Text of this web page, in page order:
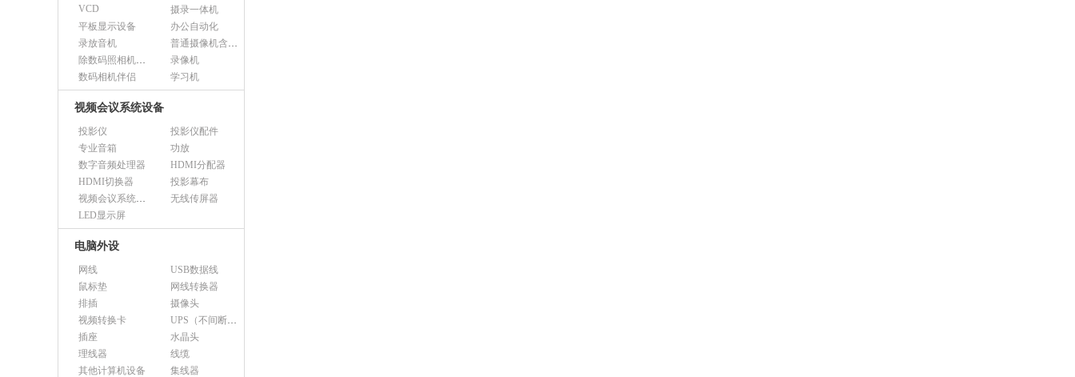
VCD
摄录一体机
平板显示设备
办公自动化
录放音机
普通摄像机含附件
除数码照相机以外的照相机及器材
录像机
数码相机伴侣
学习机
视频会议系统设备
投影仪
投影仪配件
专业音箱
功放
数字音频处理器
HDMI分配器
HDMI切换器
投影幕布
视频会议系统设备（市采）
无线传屏器
LED显示屏
电脑外设
网线
USB数据线
鼠标垫
网线转换器
排插
摄像头
视频转换卡
UPS（不间断电源）
插座
水晶头
理线器
线缆
其他计算机设备
集线器